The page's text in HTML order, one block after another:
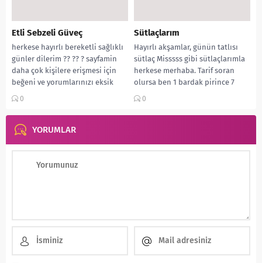
Etli Sebzeli Güveç
herkese hayırlı bereketli sağlıklı
günler dilerim ?? ?? ? sayfamin
daha çok kişilere erişmesi için
beğeni ve yorumlarınızı eksik
etmeyin...
0
Sütlaçlarım
Hayırlı akşamlar, günün tatlısı
sütlaç Misssss gibi sütlaçlarımla
herkese merhaba. Tarif soran
olursa ben 1 bardak pirince 7
bardak ölcüsüyle...
0
YORUMLAR